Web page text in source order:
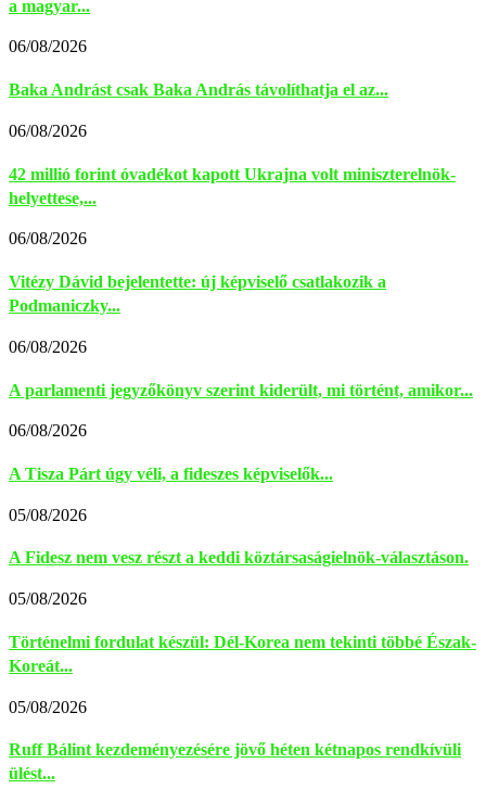
a magyar...
06/08/2026
Baka Andrást csak Baka András távolíthatja el az...
06/08/2026
42 millió forint óvadékot kapott Ukrajna volt miniszterelnök-
helyettese,...
06/08/2026
Vitézy Dávid bejelentette: új képviselő csatlakozik a
Podmaniczky...
06/08/2026
A parlamenti jegyzőkönyv szerint kiderült, mi történt, amikor...
06/08/2026
A Tisza Párt úgy véli, a fideszes képviselők...
05/08/2026
A Fidesz nem vesz részt a keddi köztársaságielnök-választáson.
05/08/2026
Történelmi fordulat készül: Dél-Korea nem tekinti többé Észak-
Koreát...
05/08/2026
Ruff Bálint kezdeményezésére jövő héten kétnapos rendkívüli
ülést...